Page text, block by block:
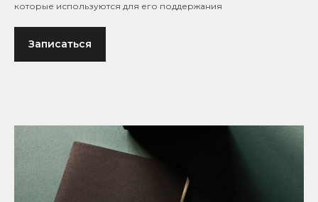
которые используются для его поддержания
Записаться